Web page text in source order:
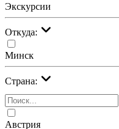
Экскурсии
Откуда:
Минск
Страна:
Австрия